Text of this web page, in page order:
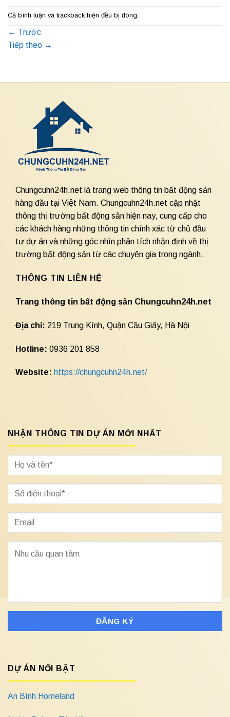
Cả bình luận và trackback hiện đều bị đóng.
← Trước
Tiếp theo →
Chungcuhn24h.net là trang web thông tin bất động sản
hàng đầu tại Việt Nam. Chungcuhn24h.net cập nhật
thông thị trường bất động sản hiện nay, cung cấp cho
các khách hàng những thông tin chính xác từ chủ đầu
tư dự án và những góc nhìn phân tích nhận định về thị
trường bất động sản từ các chuyên gia trong ngành.
THÔNG TIN LIÊN HỆ
Trang thông tin bất động sản Chungcuhn24h.net
Địa chỉ: 219 Trung Kính, Quận Cầu Giấy, Hà Nội
Hotline: 0936 201 858
Website: https://chungcuhn24h.net/
NHẬN THÔNG TIN DỰ ÁN MỚI NHẤT
DỰ ÁN NỔI BẬT
An Bình Homeland